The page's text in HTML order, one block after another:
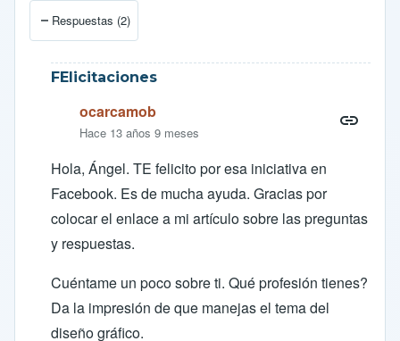
Respuestas (2)
FElicitaciones
ocarcamob
Hace 13 años 9 meses
Hola, Ángel. TE felicito por esa iniciativa en
Facebook. Es de mucha ayuda. Gracias por
colocar el enlace a mi artículo sobre las preguntas
y respuestas.
Cuéntame un poco sobre ti. Qué profesión tienes?
Da la impresión de que manejas el tema del
diseño gráfico.